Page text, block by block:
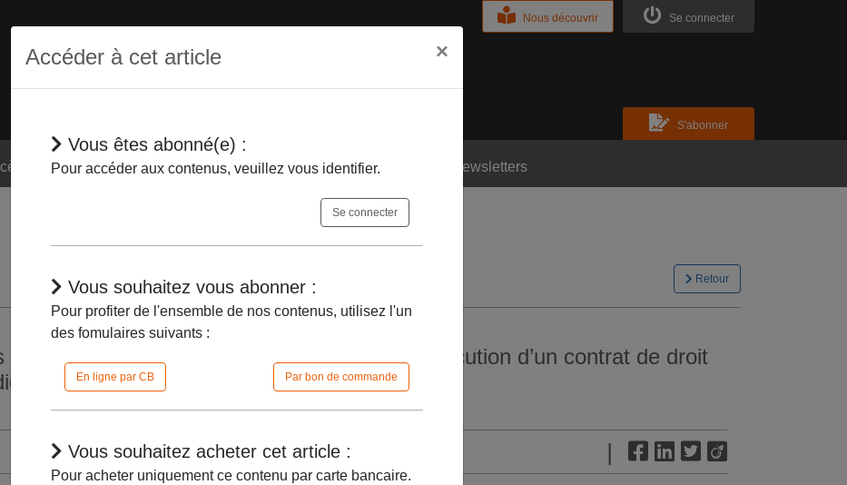
Se connecter
Nous découvrir
S'abonner
thématique Dépêches Jurisprudences En bref Newsletters
Retour
litiges indemnitaires de ceux-ci réalisés en exécution d’un contrat de droit
|
Accéder à cet article ×
Vous êtes abonné(e) :
Pour accéder aux contenus, veuillez vous identifier.
Se connecter
Vous souhaitez vous abonner :
Pour profiter de l'ensemble de nos contenus, utilisez l'un
des fomulaires suivants :
En ligne par CB Par bon de commande
Vous souhaitez acheter cet article :
Pour acheter uniquement ce contenu par carte bancaire.